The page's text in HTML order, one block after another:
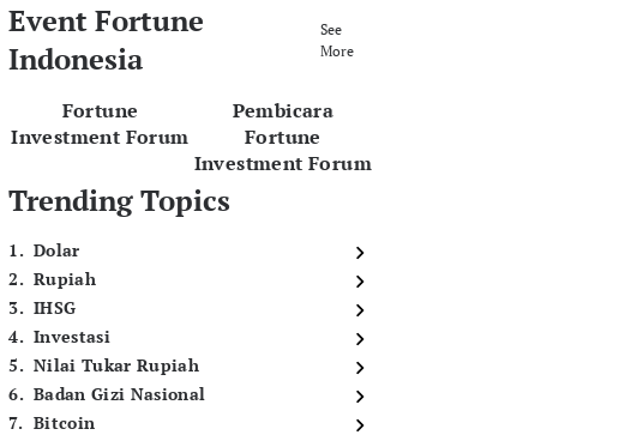
Event Fortune
Indonesia
See
More
Fortune
Investment Forum
Pembicara
Fortune
Investment Forum
Trending Topics
1. Dolar
2. Rupiah
3. IHSG
4. Investasi
5. Nilai Tukar Rupiah
6. Badan Gizi Nasional
7. Bitcoin